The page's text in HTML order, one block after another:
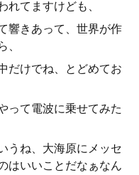
てますけども、
響きあって、世界が作
、
だけでね、とどめてお
って電波に乗せてみた
うね、大海原にメッセ
はいいことだなぁなん